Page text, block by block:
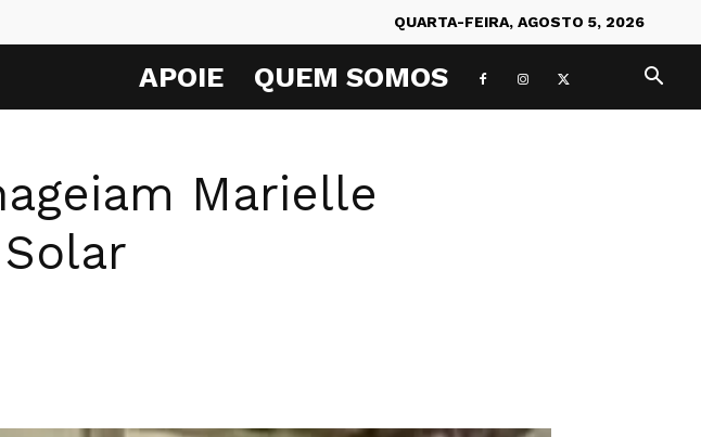
QUARTA-FEIRA, AGOSTO 5, 2026
APOIE QUEM SOMOS
Marielle